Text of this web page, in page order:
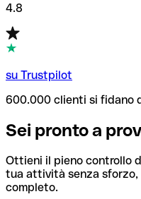
4.8
su Trustpilot
600.000 clienti si fidano
Sei pronto a
Ottieni il pieno controllo
tua attività senza sforzo,
completo.